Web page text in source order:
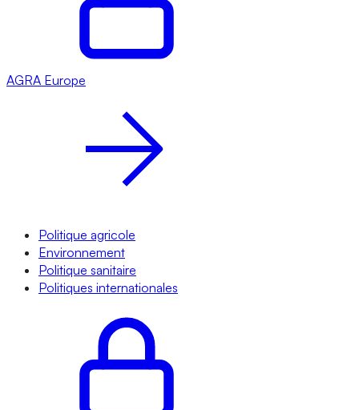
AGRA Europe
Politique agricole
Environnement
Politique sanitaire
Politiques internationales